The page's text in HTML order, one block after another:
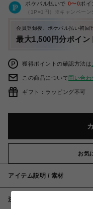
ポケパル払いで 0〜0ポイ
（1P=1円）※キャンペーン
会員登録後、ポケパル払い初回
最大1,500円分ポイン
獲得ポイントの確認方法は
この商品について問い合わ
ギフト：ラッピング不可
お気
アイテム説明 / 素材
注意事項